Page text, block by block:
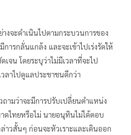
งจะดำเนินไปตามกระบวนการของ
ารกลั่นแกล้ง และจะเข้าไปเร่งรัดให้
จน โดยระบุว่าไม่มีเวลาที่จะไป
วลาไปดูแลประชาชนดีกว่า
ถามว่าจะมีการปรับเปลี่ยนตำแหน่ง
ดไทยหรือไม่ นายอนุทินไม่ได้ตอบ
าวสั้นๆ ก่อนจะหัวเราะและเดินออก